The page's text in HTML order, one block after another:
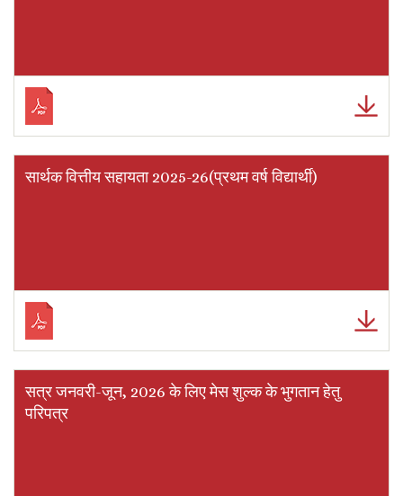
सार्थक वित्तीय सहायता 2025-26(प्रथम वर्ष विद्यार्थी)
सत्र जनवरी-जून, 2026 के लिए मेस शुल्क के भुगतान हेतु
परिपत्र